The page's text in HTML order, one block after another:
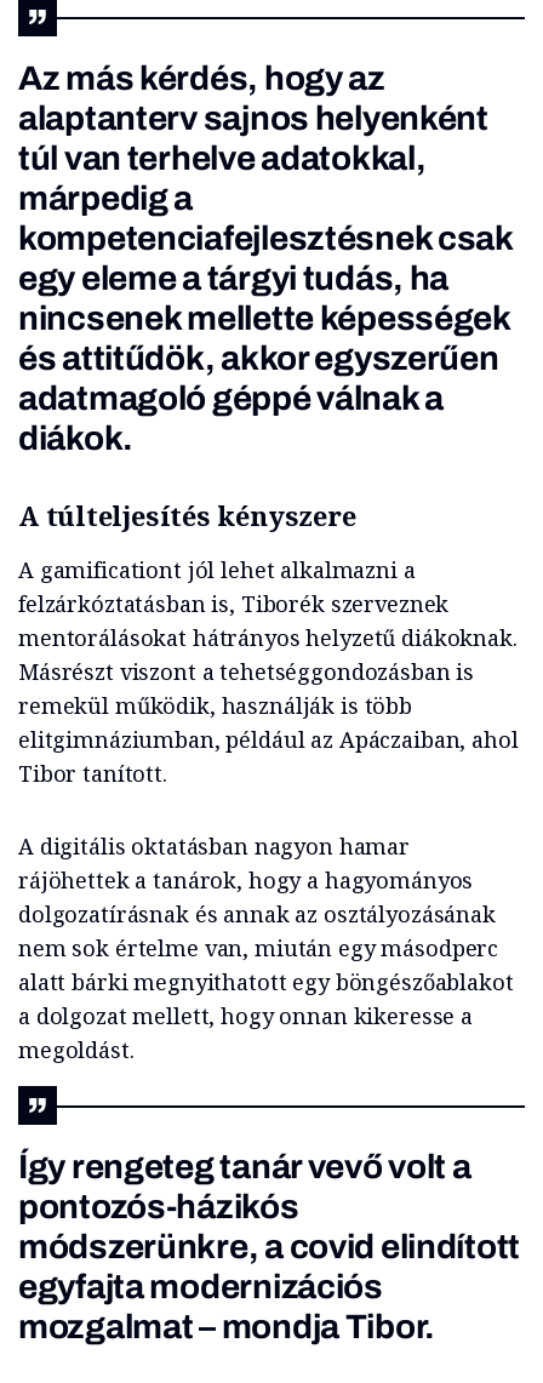
Az más kérdés, hogy az
alaptanterv sajnos helyenként
túl van terhelve adatokkal,
márpedig a
kompetenciafejlesztésnek csak
egy eleme a tárgyi tudás, ha
nincsenek mellette képességek
és attitűdök, akkor egyszerűen
adatmagoló géppé válnak a
diákok.
A túlteljesítés kényszere
A gamificationt jól lehet alkalmazni a
felzárkóztatásban is, Tiborék szerveznek
mentorálásokat hátrányos helyzetű diákoknak.
Másrészt viszont a tehetséggondozásban is
remekül működik, használják is több
elitgimnáziumban, például az Apáczaiban, ahol
Tibor tanított.
A digitális oktatásban nagyon hamar
rájöhettek a tanárok, hogy a hagyományos
dolgozatírásnak és annak az osztályozásának
nem sok értelme van, miután egy másodperc
alatt bárki megnyithatott egy böngészőablakot
a dolgozat mellett, hogy onnan kikeresse a
megoldást.
Így rengeteg tanár vevő volt a
pontozós-házikós
módszerünkre, a covid elindított
egyfajta modernizációs
mozgalmat – mondja Tibor.